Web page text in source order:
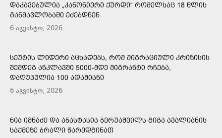
ᲓᲐᲙᲐᲕᲔᲑᲣᲚᲘᲐ „ᲙᲐᲜᲝᲜᲘᲔᲠᲘ ᲥᲣᲠᲓᲘ“ ᲠᲝᲛᲔᲚᲡᲐᲪ 18 ᲬᲚᲘᲡ
ᲒᲐᲜᲛᲐᲕᲚᲝᲑᲐᲨᲘ ᲔᲫᲔᲑᲓᲜᲔᲜ
6 აგვისტო, 2026
ᲡᲔᲣᲢᲘᲡ ᲚᲘᲓᲔᲠᲘ ᲐᲪᲮᲐᲓᲔᲑᲡ, ᲠᲝᲛ ᲛᲘᲒᲠᲐᲪᲘᲣᲚᲘ ᲙᲠᲘᲖᲘᲡᲘᲡ
ᲨᲔᲛᲓᲔᲒ ᲐᲜᲙᲚᲐᲕᲨᲘ 5000-ᲛᲓᲔ ᲛᲘᲒᲠᲐᲜᲢᲘ ᲠᲩᲔᲑᲐ,
ᲓᲐᲦᲣᲞᲣᲚᲘᲐ 100 ᲐᲓᲐᲛᲘᲐᲜᲘ
6 აგვისტო, 2026
ᲜᲘᲐ ᲘᲛᲜᲐᲫᲔ ᲓᲐ ᲐᲜᲐᲡᲢᲐᲡᲘᲐ ᲑᲔᲠᲣᲐᲨᲕᲘᲚᲡ ᲒᲘᲒᲐ ᲐᲕᲐᲚᲘᲐᲜᲘᲡ
ᲡᲐᲥᲛᲔᲖᲔ ᲑᲠᲐᲚᲘ ᲬᲐᲠᲔᲓᲒᲘᲜᲐᲗ